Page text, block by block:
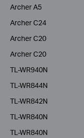
Archer A5
Archer C24
Archer C20
Archer C20
TL-WR940N
TL-WR844N
TL-WR842N
TL-WR840N
TL-WR840N